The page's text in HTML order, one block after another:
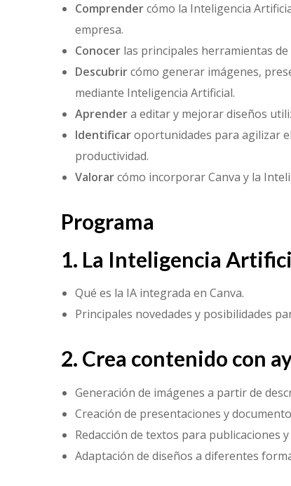
Comprendercómo la Inteligencia
empresa.
Conocer las principales herramientas
Descubrircómo generar imágenes,
mediante Inteligencia Artificial.
Aprendera editar y mejorar diseños
Identificaroportunidades para agilizar
productividad.
Valorarcómo incorporar Canva y la
Programa
1. La Inteligencia
Qué es la IA integrada en Canva.
Principales novedades y posibilidades
2. Crea contenido con
Generación de imágenes a partir de
Creación de presentaciones y
Redacción de textos para publicaciones
Adaptación de diseños a diferentes